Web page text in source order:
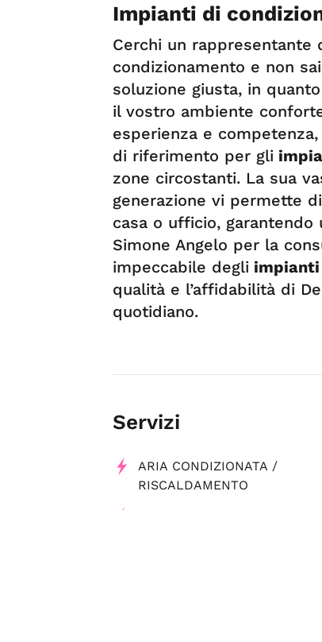
Impianti di
Cerchi un rappresentante
condizionamento e non
soluzione giusta, in
il vostro ambiente
esperienza e
di riferimento per gli
zone circostanti. La sua
generazione vi permette
casa o ufficio,
Simone Angelo per la
impeccabile degli impianti
qualità e l’affidabilità di
quotidiano.
Servizi
ARIA CONDIZIONATA /
RISCALDAMENTO